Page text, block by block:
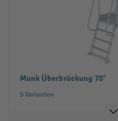
Munk Überbrückung 70°
5 Varianten